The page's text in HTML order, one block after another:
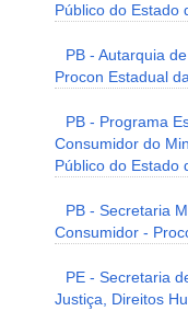
Público do Estado
PB - Autarquia
Procon Estadual
PB - Programa
Consumidor do
Público do Estado
PB - Secretaria
Consumidor -
PE - Secretaria
Justiça, Direitos